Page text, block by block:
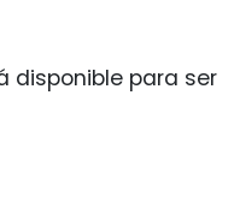
disponible para ser